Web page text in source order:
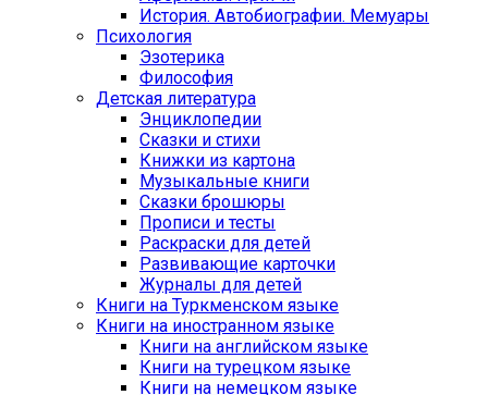
История. Автобиографии. Мемуары
Психология
Эзотерика
Философия
Детская литература
Энциклопедии
Сказки и стихи
Книжки из картона
Музыкальные книги
Сказки брошюры
Прописи и тесты
Раскраски для детей
Развивающие карточки
Журналы для детей
Книги на Туркменском языке
Книги на иностранном языке
Книги на английском языке
Книги на турецком языке
Книги на немецком языке